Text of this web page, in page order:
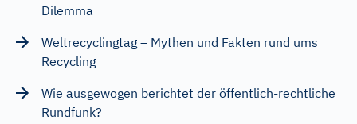
Dilemma
Weltrecyclingtag – Mythen und Fakten rund ums
Recycling
Wie ausgewogen berichtet der öffentlich-rechtliche
Rundfunk?